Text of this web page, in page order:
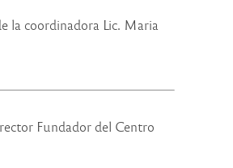
la coordinadora Lic. Maria
Fundador del Centro